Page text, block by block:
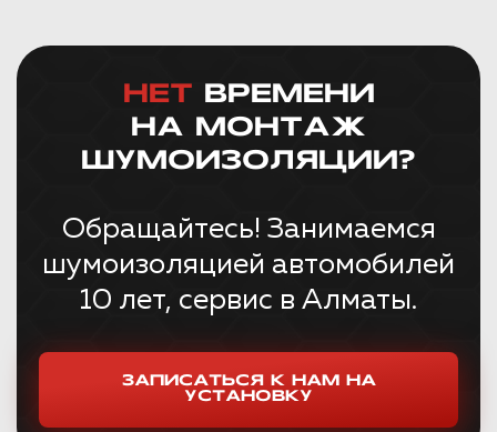
НЕТ ВРЕМЕНИ
НА МОНТАЖ
ШУМОИЗОЛЯЦИИ?
Обращайтесь! Занимаемся
шумоизоляцией автомобилей
10 лет, сервис в Алматы.
ЗАПИСАТЬСЯ К НАМ НА
УСТАНОВКУ